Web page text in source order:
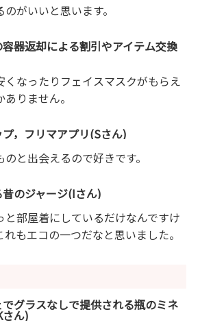
がいいと思います。
器返却による割引やアイテム交換
くなったりフェイスマスクがもらえ
りません。
，フリマアプリ(Sさん)
と出会えるので好きです。
のジャージ(Iさん)
部屋着にしているだけなんですけ
もエコの一つだなと思いました。
グラスなしで提供される瓶のミネ
さん)